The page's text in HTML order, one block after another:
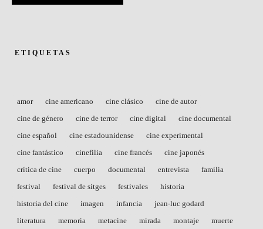
ETIQUETAS
amor cine americano cine clásico
cine de autor
cine de género
cine de terror cine digital
cine documental
cine español
cine estadounidense
cine experimental
cine fantástico
cinefilia cine francés
cine japonés
crítica de cine
cuerpo documental entrevista
familia
festival
festival de sitges festivales
historia
historia del cine
imagen infancia
jean-luc godard
literatura
memoria metacine mirada montaje
muerte